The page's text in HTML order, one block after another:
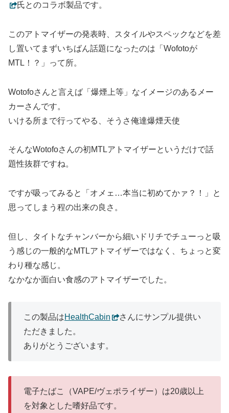
氏とのコラボ製品です。
このアトマイザーの発表時、スタイルやスペックなどを差
し置いてまずいちばん話題になったのは「Wofotoが
MTL！？」って所。
Wotofoさんと言えば「爆煙上等」なイメージのあるメー
カーさんです。
いける所まで行ってやる、そうさ俺達爆煙天使
そんなWotofoさんの初MTLアトマイザーというだけで話
題性抜群ですね。
ですが吸ってみると「オメェ…本当に初めてかァ？！」と
思ってしまう程の出来の良さ。
但し、タイトなチャンバーから細いドリチでチューっと吸
う感じの一般的なMTLアトマイザーではなく、ちょっと変
わり種な感じ。
なかなか面白い食感のアトマイザーでした。
この製品はHealthCabin
さんにサンプル提供い
ただきました。
ありがとうございます。
電子たばこ（VAPE/ヴェポライザー）は20歳以上
を対象とした嗜好品です。